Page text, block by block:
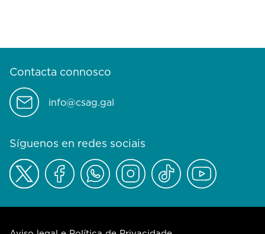
Contacta connosco
info@csag.gal
Síguenos en redes sociais